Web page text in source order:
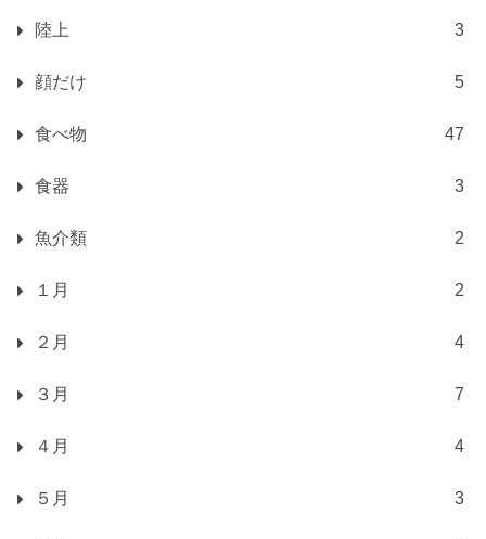
陸上 3
顔だけ 5
食べ物 47
食器 3
魚介類 2
１月 2
２月 4
３月 7
４月 4
５月 3